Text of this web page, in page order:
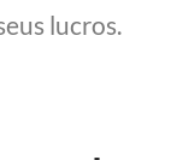
lucros.